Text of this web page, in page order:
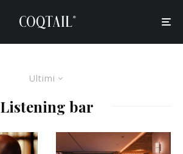
Ultimi
Listening bar